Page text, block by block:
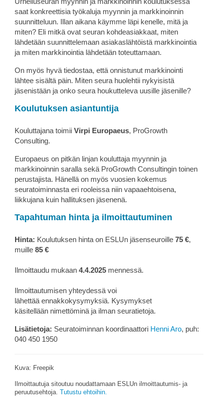
saat konkreettisia työkaluja myynnin ja markkinoinnin
suunnitteluun. Illan aikana käymme läpi kenelle, mitä ja
miten? Eli mitkä ovat seuran kohdeasiakkaat, miten
lähdetään suunnittelemaan asiakaslähtöistä markkinointia
ja miten markkinointia lähdetään toteuttamaan.
On myös hyvä tiedostaa, että onnistunut markkinointi
lähtee sisältä päin. Miten seura huolehtii nykyisistä
jäsenistään ja onko seura houkutteleva uusille jäsenille?
Koulutuksen asiantuntija
Kouluttajana toimii Virpi Europaeus, ProGrowth
Consulting.
Europaeus on pitkän linjan kouluttaja myynnin ja
markkinoinnin saralla sekä ProGrowth Consultingin toinen
perustajista. Hänellä on myös vuosien kokemus
seuratoiminnasta eri rooleissa niin vapaaehtoisena,
liikkujana kuin hallituksen jäsenenä.
Tapahtuman hinta ja ilmoittautuminen
Hinta: Koulutuksen hinta on ESLUn jäsenseuroille 75 €,
muille 85 €
Ilmoittaudu mukaan 4.4.2025 mennessä.
Ilmoittautumisen yhteydessä voi
lähettää ennakkokysymyksiä. Kysymykset
käsitellään nimettöminä ja ilman seuratietoja.
Lisätietoja: Seuratoiminnan koordinaattori Henni Aro, puh:
040 450 1950
Kuva: Freepik
Ilmoittautuja sitoutuu noudattamaan ESLUn ilmoittautumis- ja
peruutusehtoja. Tutustu ehtoihin.